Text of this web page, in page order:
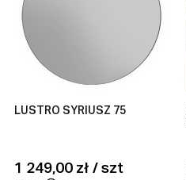
LUSTRO SYRIUSZ 75
1 249,00 zł / szt